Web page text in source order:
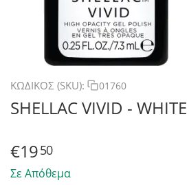
ΚΩΔΙΚΟΣ (SKU): 01760
SHELLAC VIVID -
€1950
Σε Απόθεμα